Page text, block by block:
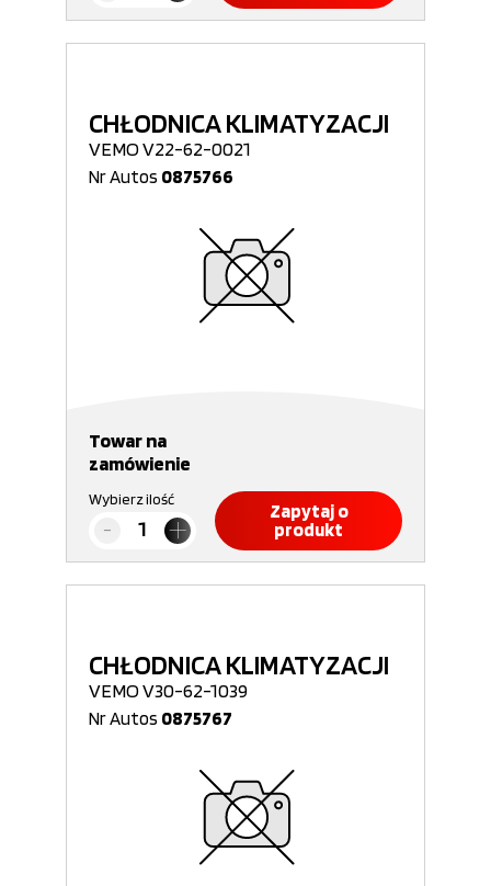
CHŁODNICA KLIMATYZACJI
VEMO V22-62-0021
Nr Autos 0875766
Towar na
zamówienie
Wybierz ilość
Zapytaj o
produkt
CHŁODNICA KLIMATYZACJI
VEMO V30-62-1039
Nr Autos 0875767